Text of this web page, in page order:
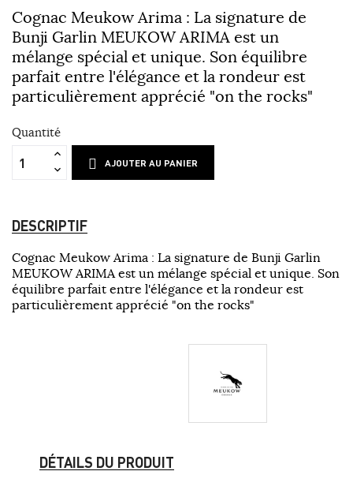
Cognac Meukow Arima : La signature de
Bunji Garlin MEUKOW ARIMA est un
mélange spécial et unique. Son équilibre
parfait entre l'élégance et la rondeur est
particulièrement apprécié "on the rocks"
Quantité
AJOUTER AU PANIER
DESCRIPTIF
Cognac Meukow Arima : La signature de Bunji Garlin
MEUKOW ARIMA est un mélange spécial et unique. Son
équilibre parfait entre l'élégance et la rondeur est
particulièrement apprécié "on the rocks"
DÉTAILS DU PRODUIT